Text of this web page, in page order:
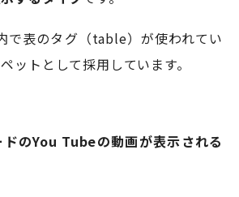
で表のタグ（table）が使われてい
ットとして採用しています。
のYou Tubeの動画が表示される